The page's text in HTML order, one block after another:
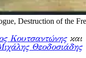
Destruction of the
Κουτσαντώνηςκαι
Θεοδοσιάδης